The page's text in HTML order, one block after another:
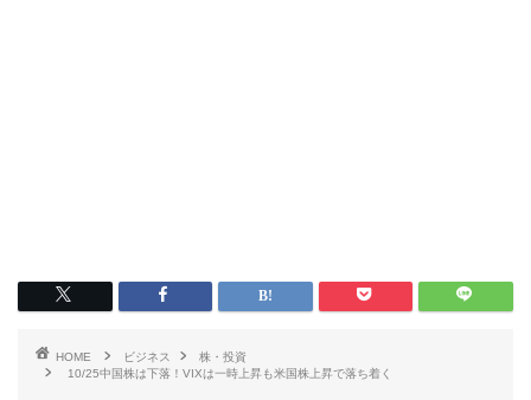
HOME ビジネス
株・投資
10/25中国株は下落！VIXは一時上昇も米国株上昇で落ち着く